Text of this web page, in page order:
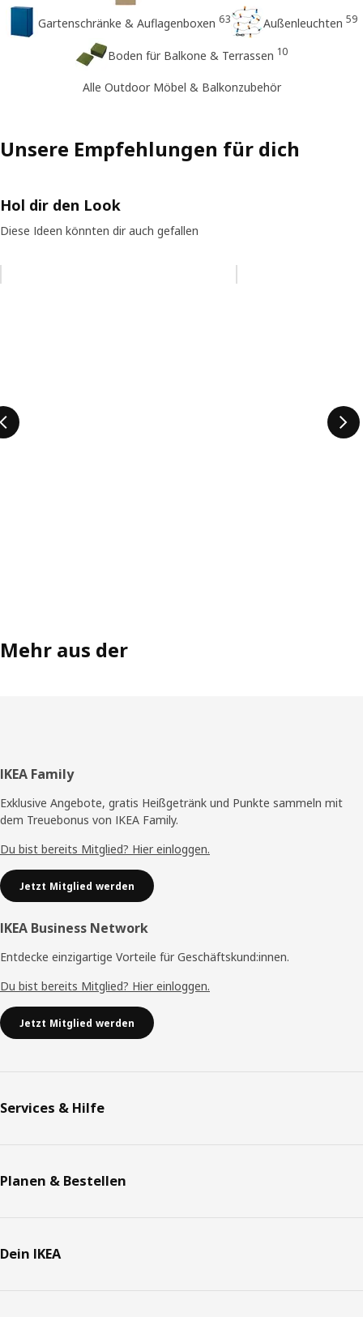
Gartenschränke & Auflagenboxen 63 Außenleuchten 59
Boden für Balkone & Terrassen 10
Alle Outdoor Möbel & Balkonzubehör
Unsere Empfehlungen für dich
Hol dir den Look
Diese Ideen könnten dir auch gefallen
Mehr aus der
Fußzeile
IKEA Family
Exklusive Angebote, gratis Heißgetränk und Punkte sammeln mit
dem Treuebonus von IKEA Family.
Du bist bereits Mitglied? Hier einloggen.
Jetzt Mitglied werden
IKEA Business Network
Entdecke einzigartige Vorteile für Geschäftskund:innen.
Du bist bereits Mitglied? Hier einloggen.
Jetzt Mitglied werden
Services & Hilfe
Planen & Bestellen
Dein IKEA